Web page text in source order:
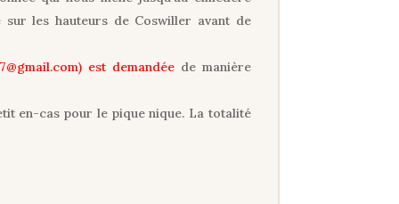
les hauteurs de Coswiller avant de
est demandéede manière
en-cas pour le pique nique. La totalité